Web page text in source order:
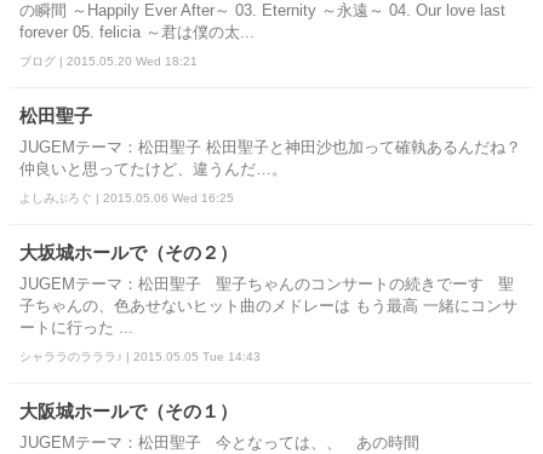
の瞬間 ～Happily Ever After～ 03. Eternity ～永遠～ 04. Our love last
forever 05. felicia ～君は僕の太...
ブログ | 2015.05.20 Wed 18:21
松田聖子
JUGEMテーマ：松田聖子 松田聖子と神田沙也加って確執あるんだね？
仲良いと思ってたけど、違うんだ…。
よしみぶろぐ | 2015.05.06 Wed 16:25
大坂城ホールで（その２）
JUGEMテーマ：松田聖子 聖子ちゃんのコンサートの続きでーす 聖
子ちゃんの、色あせないヒット曲のメドレーは もう最高 一緒にコンサ
ートに行った ...
シャララのラララ♪ | 2015.05.05 Tue 14:43
大阪城ホールで（その１）
JUGEMテーマ：松田聖子 今となっては、、 あの時間